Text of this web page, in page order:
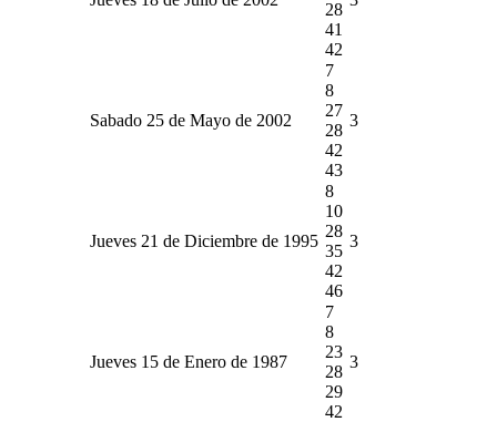
28
41
42
Sabado 25 de Mayo de 2002
7
8
27
28
42
43
3
Jueves 21 de Diciembre de 1995
8
10
28
35
42
46
3
Jueves 15 de Enero de 1987
7
8
23
28
29
42
3